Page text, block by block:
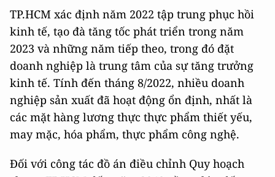
TP.HCM xác định năm 2022 tập trung phục hồi
kinh tế, tạo đà tăng tốc phát triển trong năm
2023 và những năm tiếp theo, trong đó đặt
doanh nghiệp là trung tâm của sự tăng trưởng
kinh tế. Tính đến tháng 8/2022, nhiều doanh
nghiệp sản xuất đã hoạt động ổn định, nhất là
các mặt hàng lương thực thực phẩm thiết yếu,
may mặc, hóa phẩm, thực phẩm công nghệ.
Đối với công tác đồ án điều chỉnh Quy hoạch